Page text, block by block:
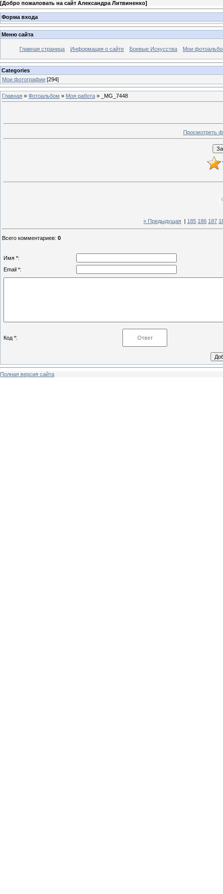
[Добро пожаловать на сайт Александра Литвиненко]
Форма входа
Меню сайта
Главная страница Информация о сайте Боевые Искусства Мои
Categories
Мои фотографии [294]
Главная » Фотоальбом » Моя работа » _MG_7448
Просмотреть
« Предыдущая 185 186 187
Всего комментариев: 0
Имя *:
Email *:
Код *:
Полная версия сайта